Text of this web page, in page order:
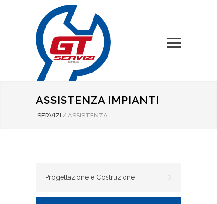
ASSISTENZA IMPIANTI
SERVIZI / ASSISTENZA
Progettazione e Costruzione